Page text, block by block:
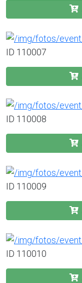
ID 110007
ID 110008
ID 110009
ID 110010